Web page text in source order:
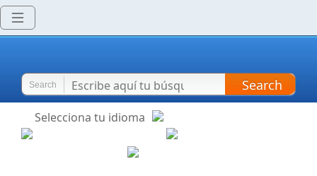
Search Search
Selecciona tu idioma